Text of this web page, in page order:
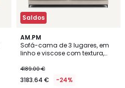
Saldos
AM.PM
Sofá-cama de 3 lugares, em
linho e viscose com textura,
4189.00 €
3183.64 € -24%